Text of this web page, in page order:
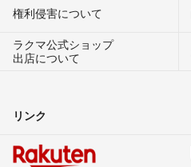
権利侵害について
ラクマ公式ショップ
出店について
リンク